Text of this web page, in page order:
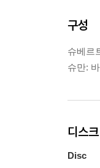
구성
슈베르
슈만:
디스크
Disc